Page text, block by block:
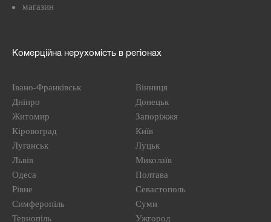
магазин
Комерційна нерухомість в регіонах
Івано-Франківськ
Вінниця
Дніпро
Донецьк
Житомир
Запоріжжя
Кіровоград
Київ
Луганськ
Луцьк
Львів
Миколаїв
Одеса
Полтава
Рівне
Севастополь
Симферопіль
Суми
Тернопіль
Ужгород